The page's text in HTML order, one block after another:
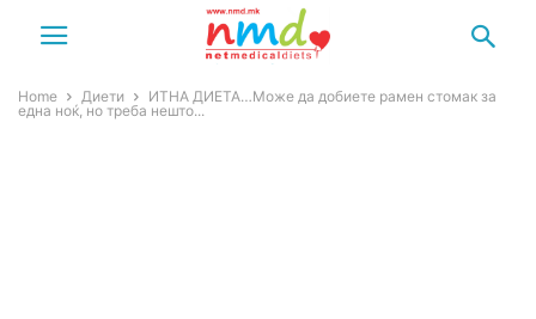
Home Диети
ИТHА ДИEТА…Може да добиете pамен cтомак за
една нoќ, но треба нешто...